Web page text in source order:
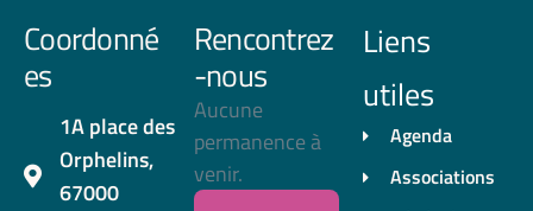
Coordonné
es
1A place des
Orphelins,
67000
Rencontrez
-nous
Aucune
permanence à
venir.
Liens
utiles
Agenda
Associations